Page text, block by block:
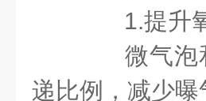
1.提升氧
微气泡和
递比例，减少